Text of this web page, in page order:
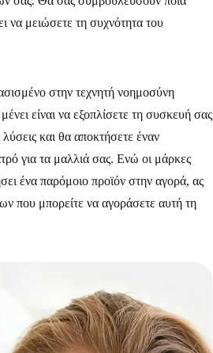
να μειώσετε τη συχνότητα του
στην τεχνητή νοημοσύνη
είναι να εξοπλίσετε τη συσκευή σας
και θα αποκτήσετε έναν
για τα μαλλιά σας. Ενώ οι μάρκες
ένα παρόμοιο προϊόν στην αγορά, ας
που μπορείτε να αγοράσετε αυτή τη